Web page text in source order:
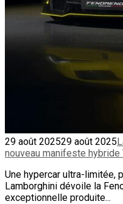
29 août 202529 août 2025
nouveau manifeste hybride
Une hypercar ultra-limitée,
Lamborghini dévoile la
exceptionnelle produite...